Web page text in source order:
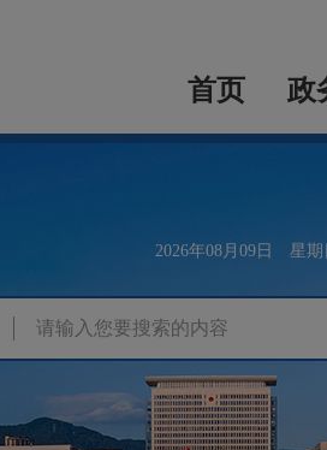
首页 政
2026年08月09日 星期